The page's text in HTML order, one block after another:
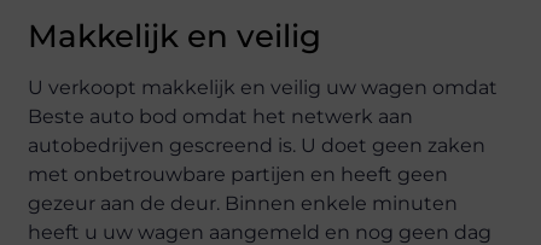
Makkelijk en veilig
U verkoopt makkelijk en veilig uw wagen omdat
Beste auto bod omdat het netwerk aan
autobedrijven gescreend is. U doet geen zaken
met onbetrouwbare partijen en heeft geen
gezeur aan de deur. Binnen enkele minuten
heeft u uw wagen aangemeld en nog geen dag